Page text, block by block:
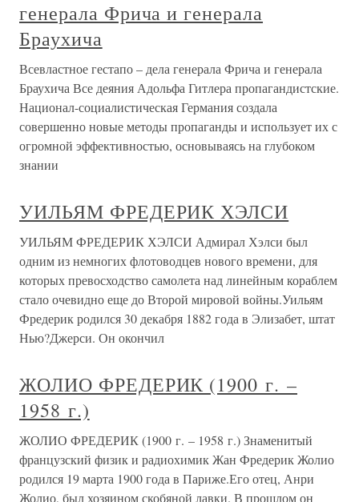
генерала Фрича и генерала
Браухича
Всевластное гестапо – дела генерала Фрича и генерала
Браухича Все деяния Адольфа Гитлера пропагандистские.
Национал-социалистическая Германия создала
совершенно новые методы пропаганды и использует их с
огромной эффективностью, основываясь на глубоком
знании
УИЛЬЯМ ФРЕДЕРИК ХЭЛСИ
УИЛЬЯМ ФРЕДЕРИК ХЭЛСИ Адмирал Хэлси был
одним из немногих флотоводцев нового времени, для
которых превосходство самолета над линейным кораблем
стало очевидно еще до Второй мировой войны.Уильям
Фредерик родился 30 декабря 1882 года в Элизабет, штат
Нью?Джерси. Он окончил
ЖОЛИО ФРЕДЕРИК (1900 г. –
1958 г.)
ЖОЛИО ФРЕДЕРИК (1900 г. – 1958 г.) Знаменитый
французский физик и радиохимик Жан Фредерик Жолио
родился 19 марта 1900 года в Париже.Его отец, Анри
Жолио, был хозяином скобяной лавки. В прошлом он